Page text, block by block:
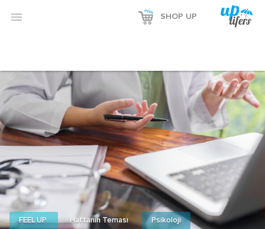
 SHOP UP
FEEL UP Haftanın Teması Psikoloji